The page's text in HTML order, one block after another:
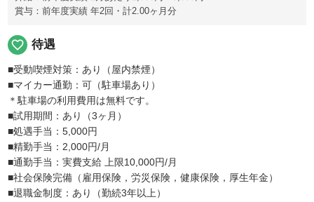
賞与：前年度実績 年2回・計2.00ヶ月分
favorite_border 待遇
■受動喫煙対策：あり（屋内禁煙）
■マイカー通勤：可（駐車場あり）
＊駐車場の利用費用は無料です。
■試用期間：あり（3ヶ月）
■処遇手当：5,000円
■精勤手当：2,000円/月
■通勤手当：実費支給 上限10,000円/月
■社会保険完備（雇用保険，労災保険，健康保険，厚生年金）
■退職金制度：あり（勤続3年以上）